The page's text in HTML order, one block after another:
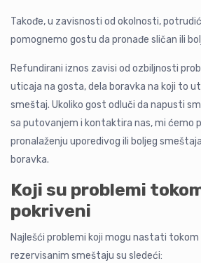
Takođe, u zavisnosti od okolnosti,
pomognemo gostu da pronađe sličan ili
Refundirani iznos zavisi od ozbiljnosti
uticaja na gosta, dela boravka na koji to
smeštaj. Ukoliko gost odluči da napusti
sa putovanjem i kontaktira nas, mi ćemo
pronalaženju uporedivog ili boljeg
boravka.
Koji su problemi
pokriveni
Najlešći problemi koji mogu nastati tokom
rezervisanim smeštaju su sledeći: